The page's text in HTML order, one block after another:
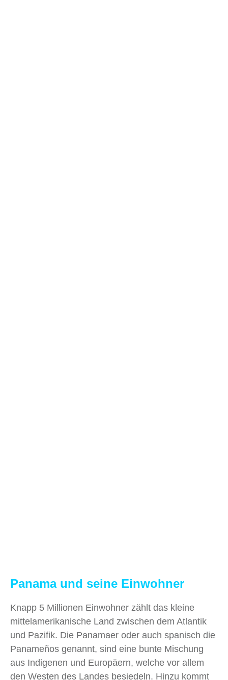
Panama und seine Einwohner
Knapp 5 Millionen Einwohner zählt das kleine
mittelamerikanische Land zwischen dem Atlantik
und Pazifik. Die Panamaer oder auch spanisch die
Panameños genannt, sind eine bunte Mischung
aus Indigenen und Europäern, welche vor allem
den Westen des Landes besiedeln. Hinzu kommt